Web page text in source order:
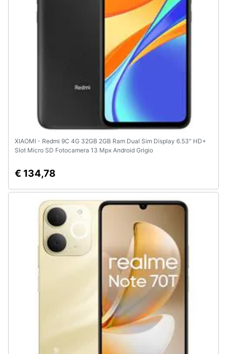
XIAOMI - Redmi 9C 4G 32GB 2GB Ram Dual Sim Display 6.53" HD+
Slot Micro SD Fotocamera 13 Mpx Android Grigio
€ 134,78